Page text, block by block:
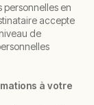
personnelles en
accepte
de
à votre